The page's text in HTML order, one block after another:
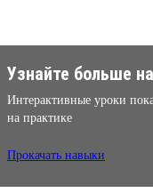
Узнайте больше
Интерактивные уроки
на практике
Прокачать навыки